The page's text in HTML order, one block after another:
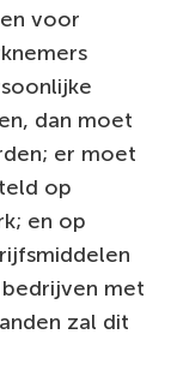
voor
dan moet
er moet
op
en op
met
zal dit